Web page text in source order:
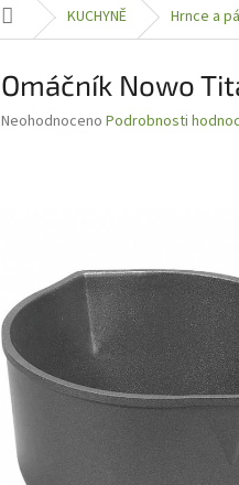
Domů KUCHYNĚ Hrnce a
Omáčník Nowo
Průměrné
Neohodnoceno Podrobnosti